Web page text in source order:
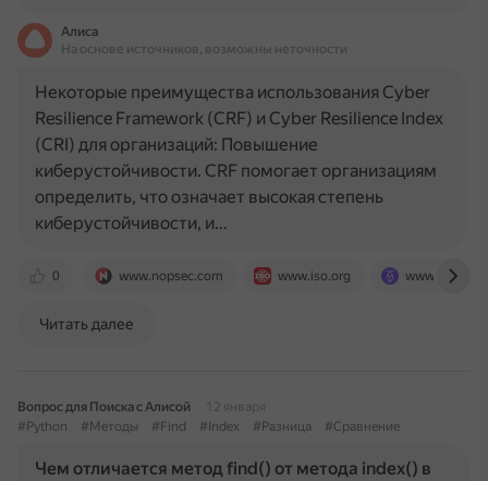
Алиса
На основе источников, возможны неточности
0 www.nopsec.com www.iso.org
Некоторые преимущества использования Cyber
Resilience Framework (CRF) и Cyber Resilience Index
(CRI) для организаций: Повышение
киберустойчивости. CRF помогает организациям
определить, что означает высокая степень
киберустойчивости, и…
Читать далее
Вопрос для Поиска с Алисой
12 января
#Python
#Методы #Find #Index #Разница #Сравнение
Чем отличается метод find() от метода index() в